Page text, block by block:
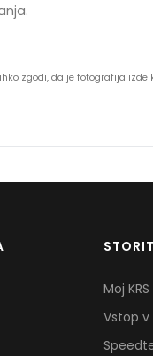
zgodi, da je fotografija
Moj KRS
Vstop